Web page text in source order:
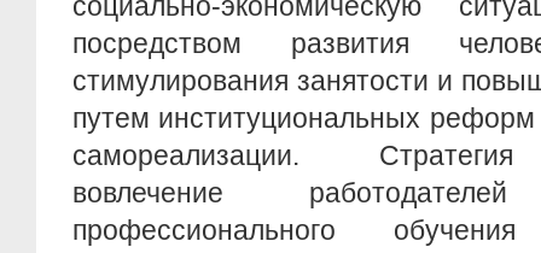
посредством развития
стимулирования занятости и
путем институциональных
самореализации. Стратегия
вовлечение
профессионального